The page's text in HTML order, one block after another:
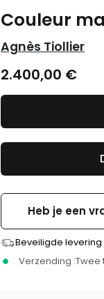
Couleur
Agnès Tiollier
2.400,00 €
Heb je een
Beveiligde levering
Verzending :Twee